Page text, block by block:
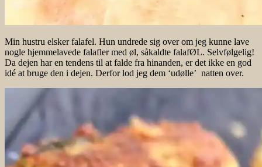
Min hustru elsker falafel. Hun undrede sig over om jeg kunne lave
nogle hjemmelavede falafler med øl, såkaldte falafØL. Selvfølgelig!
Da dejen har en tendens til at falde fra hinanden, er det ikke en god
idé at bruge den i dejen. Derfor lod jeg dem ‘udølle’ natten over.